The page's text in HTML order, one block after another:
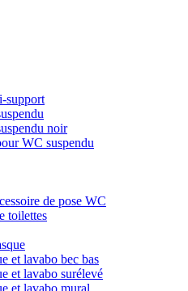
support
noir
WC suspendu
de pose WC
toilettes
et lavabo bec bas
et lavabo surélevé
et lavabo mural